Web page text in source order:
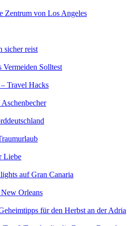
Zentrum von Los Angeles
sicher reist
Vermeiden Solltest
Travel Hacks
Liebe
auf Gran Canaria
Orleans
für den Herbst an der Adria